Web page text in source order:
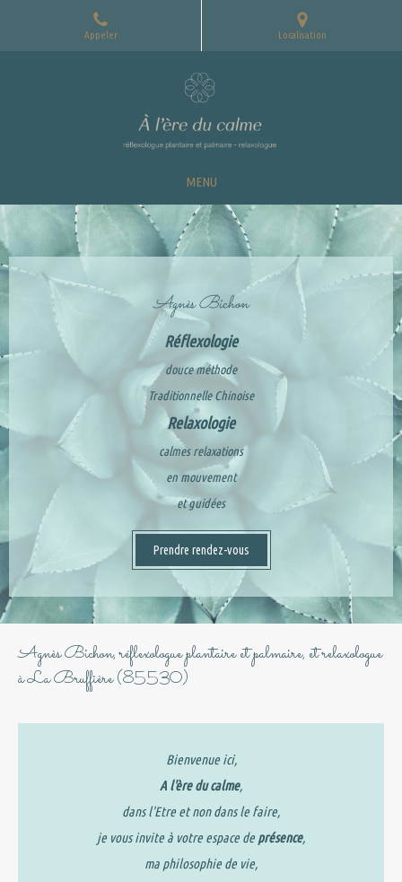
Appeler Localisation
MENU
Agnès Bichon
Réflexologie
douce méthode
Traditionnelle Chinoise
Relaxologie
calmes relaxations
en mouvement
et guidées
Prendre rendez-vous
Agnès Bichon, réflexologue plantaire et palmaire, et relaxologue
à La Bruffière (85530)
Bienvenue ici,
A l'ère du calme,
dans l'Etre et non dans le faire,
je vous invite à votre espace de présence,
ma philosophie de vie,